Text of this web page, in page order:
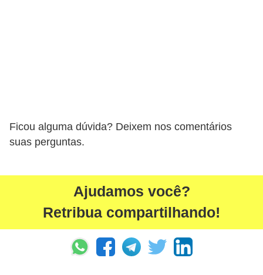
Ficou alguma dúvida? Deixem nos comentários
suas perguntas.
Ajudamos você?
Retribua compartilhando!